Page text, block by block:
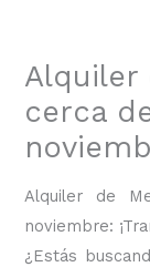
Alquiler
cerca
Alquiler de
noviembre:
¿Estás